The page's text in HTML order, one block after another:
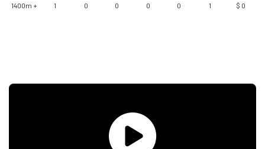
1400m + 1 0 0 0 0 1 $ 0